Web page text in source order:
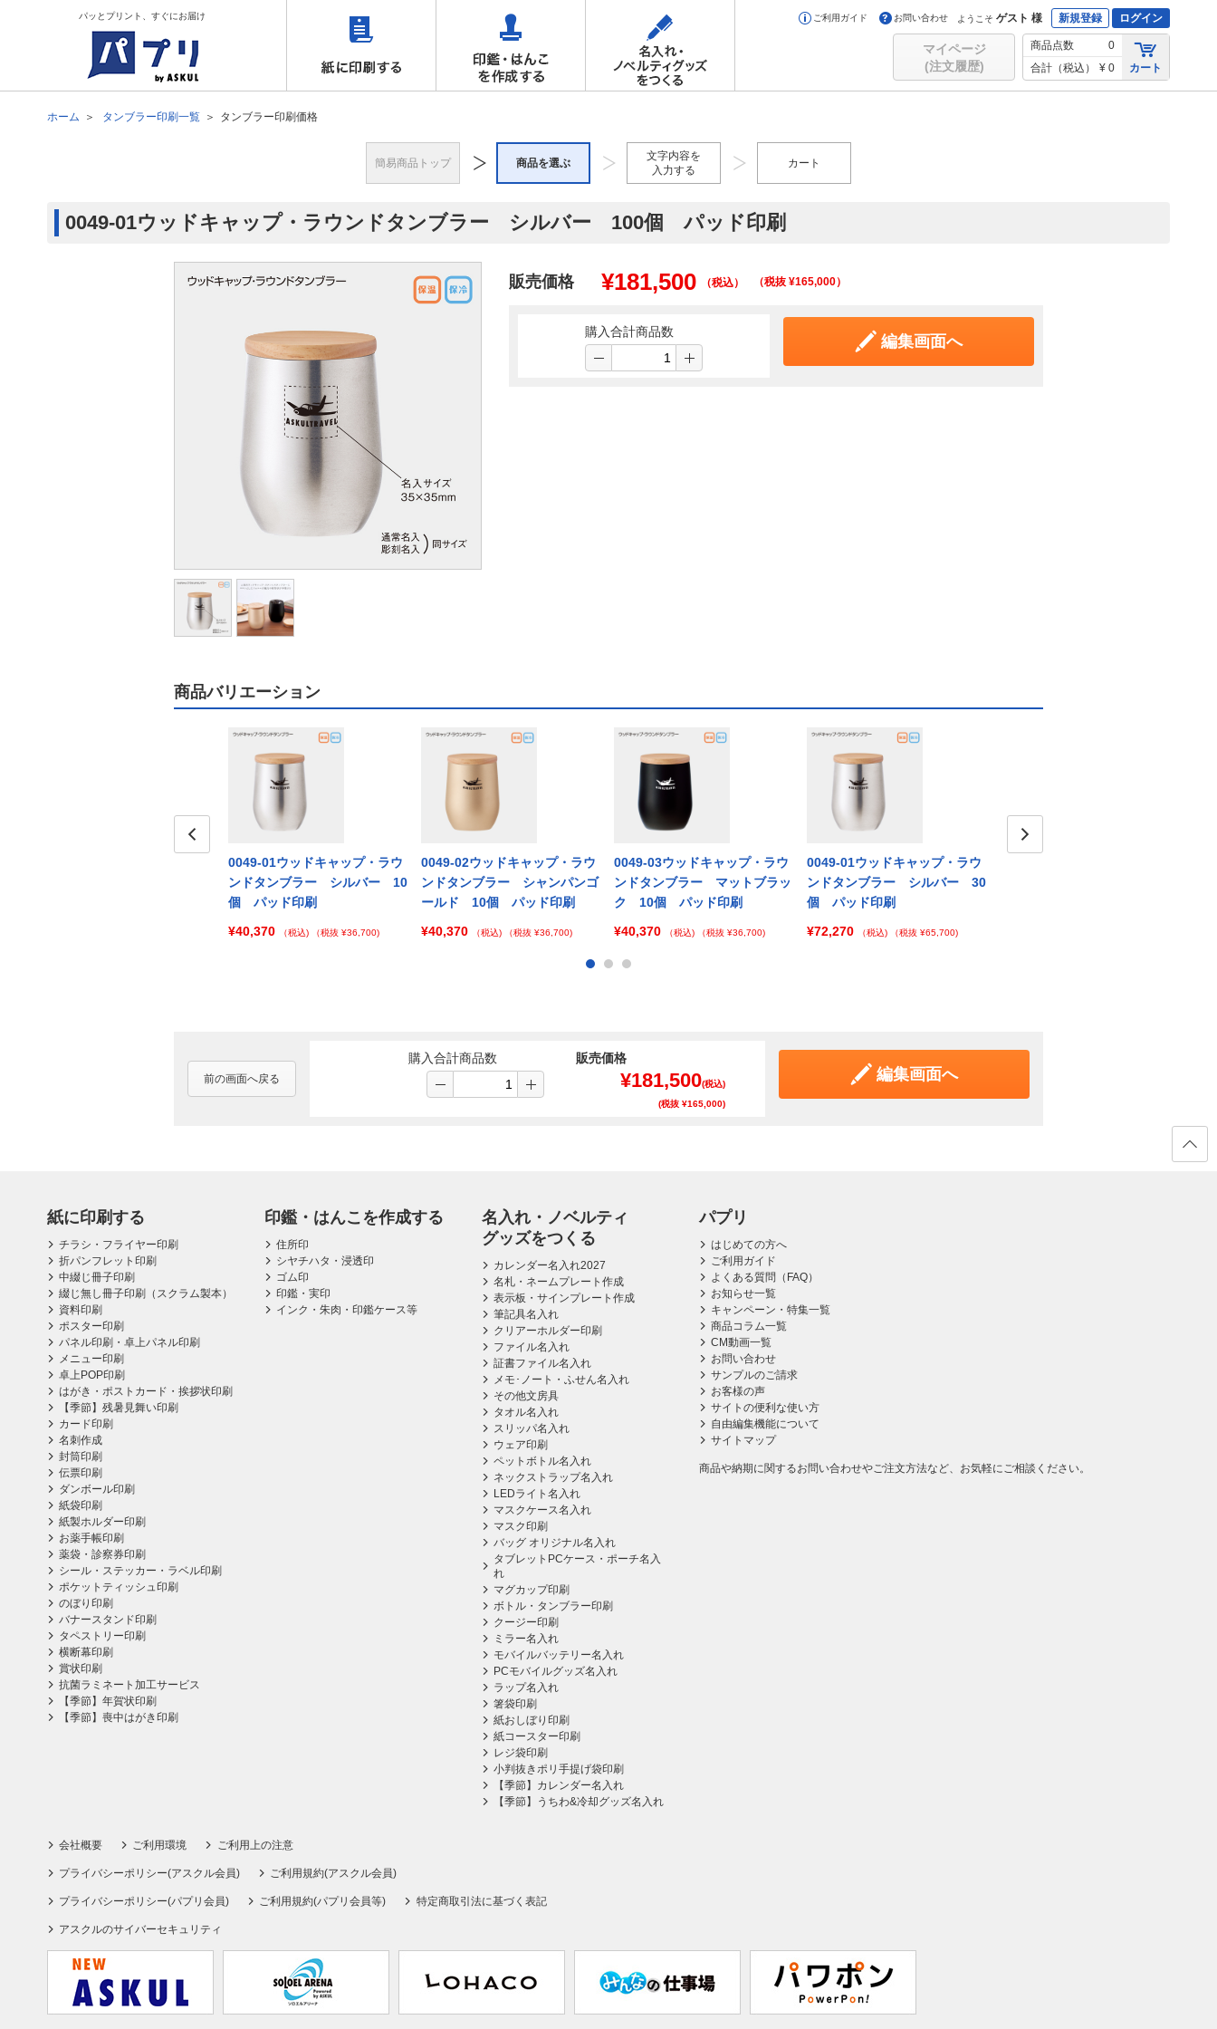
パッとプリント、すぐにお届け ご利用ガイド お問い合わせ ようこそ ゲスト 様 新規登録 ログイン
マイページ
(注文履歴)
商品点数
0
合計（税込）
¥ 0 カート
ホーム タンブラー印刷一覧 タンブラー印刷価格
簡易商品トップ 商品を選ぶ
文字内容を
入力する
カート
0049-01ウッドキャップ・ラウンドタンブラー シルバー 100個 パッド印刷
販売価格 ¥181,500 （税込） （税抜 ¥165,000）
購入合計商品数
編集画面へ
商品バリエーション
0049-01ウッドキャップ・ラウ
ンドタンブラー シルバー 10
個 パッド印刷
¥40,370
（税込) （税抜 ¥36,700)
0049-02ウッドキャップ・ラウ
ンドタンブラー シャンパンゴ
ールド 10個 パッド印刷
¥40,370
（税込) （税抜 ¥36,700)
0049-03ウッドキャップ・ラウ
ンドタンブラー マットブラッ
ク 10個 パッド印刷
¥40,370
（税込) （税抜 ¥36,700)
0049-01ウッドキャップ・ラウ
ンドタンブラー シルバー 30
個 パッド印刷
¥72,270
（税込) （税抜 ¥65,700)
前の画面へ戻る
購入合計商品数 販売価格
¥181,500(税込)
(税抜 ¥165,000)
編集画面へ
紙に印刷する
チラシ・フライヤー印刷
折パンフレット印刷
中綴じ冊子印刷
綴じ無し冊子印刷（スクラム製本）
資料印刷
ポスター印刷
パネル印刷・卓上パネル印刷
メニュー印刷
卓上POP印刷
はがき・ポストカード・挨拶状印刷
【季節】残暑見舞い印刷
カード印刷
名刺作成
封筒印刷
伝票印刷
ダンボール印刷
紙袋印刷
紙製ホルダー印刷
お薬手帳印刷
薬袋・診察券印刷
シール・ステッカー・ラベル印刷
ポケットティッシュ印刷
のぼり印刷
バナースタンド印刷
タペストリー印刷
横断幕印刷
賞状印刷
抗菌ラミネート加工サービス
【季節】年賀状印刷
【季節】喪中はがき印刷
印鑑・はんこを作成する
住所印
シヤチハタ・浸透印
ゴム印
印鑑・実印
インク・朱肉・印鑑ケース等
名入れ・ノベルティ
グッズをつくる
カレンダー名入れ2027
名札・ネームプレート作成
表示板・サインプレート作成
筆記具名入れ
クリアーホルダー印刷
ファイル名入れ
証書ファイル名入れ
メモ･ノート・ふせん名入れ
その他文房具
タオル名入れ
スリッパ名入れ
ウェア印刷
ペットボトル名入れ
ネックストラップ名入れ
LEDライト名入れ
マスクケース名入れ
マスク印刷
バッグ オリジナル名入れ
タブレットPCケース・ポーチ名入
れ
マグカップ印刷
ボトル・タンブラー印刷
クージー印刷
ミラー名入れ
モバイルバッテリー名入れ
PCモバイルグッズ名入れ
ラップ名入れ
箸袋印刷
紙おしぼり印刷
紙コースター印刷
レジ袋印刷
小判抜きポリ手提げ袋印刷
【季節】カレンダー名入れ
【季節】うちわ&冷却グッズ名入れ
パプリ
はじめての方へ
ご利用ガイド
よくある質問（FAQ）
お知らせ一覧
キャンペーン・特集一覧
商品コラム一覧
CM動画一覧
お問い合わせ
サンプルのご請求
お客様の声
サイトの便利な使い方
自由編集機能について
サイトマップ
商品や納期に関するお問い合わせやご注文方法など、お気軽にご相談ください。
会社概要 ご利用環境 ご利用上の注意
プライバシーポリシー(アスクル会員) ご利用規約(アスクル会員)
プライバシーポリシー(パプリ会員) ご利用規約(パプリ会員等) 特定商取引法に基づく表記
アスクルのサイバーセキュリティ